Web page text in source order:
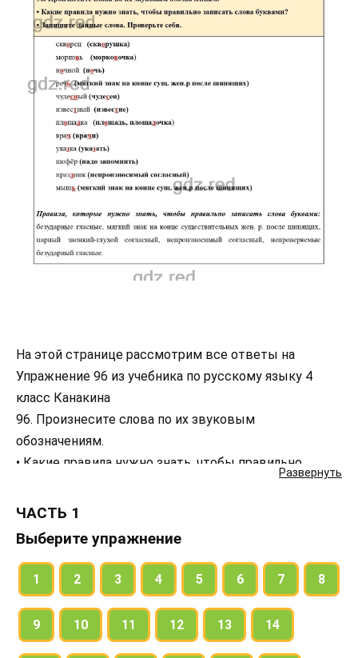
Развернуть
На этой странице рассмотрим все ответы на
Упражнение 96 из учебника по русскому языку 4
класс Канакина
96. Произнесите слова по их звуковым
обозначениям.
• Какие правила нужно знать, чтобы правильно
• Запишите данные слова. Проверьте себя.
ЧАСТЬ 1
Выберите упражнение
1 2 3 4 5 6 7 8
9 10 11 12 13 14